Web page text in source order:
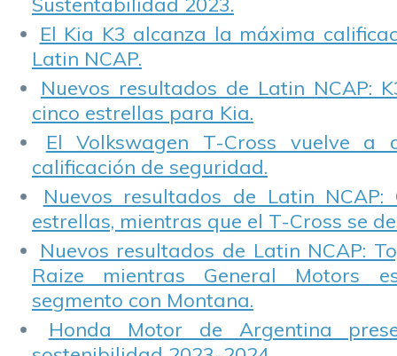
El Kia K3 alcanza la máxima
Latin NCAP.
Nuevos resultados de Latin NCAP:
cinco estrellas para Kia.
El Volkswagen T-Cross vuelve a
calificación de seguridad.
Nuevos resultados de Latin NCAP:
estrellas, mientras que el T-Cross se
Nuevos resultados de Latin NCAP:
Raize mientras General Motors
segmento con Montana.
Honda Motor de Argentina